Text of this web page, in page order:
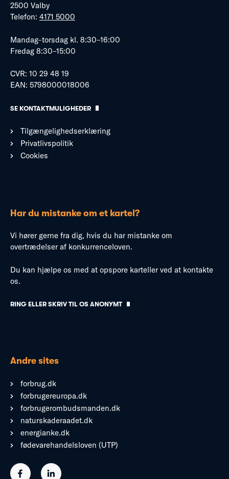
2500 Valby
Telefon: 4171 5000
Mandag–torsdag kl. 8:30–16:00
Fredag 8:30–15:00
CVR: 10 29 48 19
EAN: 5798000018006
SE KONTAKTMULIGHEDER
Tilgængelighedserklæring
Privatlivspolitik
Cookies
Har du mistanke om et kartel?
Vi hører gerne fra dig, hvis du har mistanke om
overtrædelser af konkurrenceloven.
Du kan hjælpe os med at opspore karteller ved at kontakte
os.
RING ELLER SKRIV TIL OS ANONYMT
Andre sites
forbrug.dk
forbrugereuropa.dk
forbrugerombudsmanden.dk
naturskaderaadet.dk
energianke.dk
fødevarehandelsloven (UTP)